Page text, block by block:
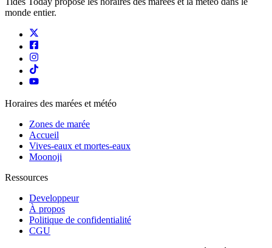
monde entier.
Horaires des marées et météo
Zones de marée
Accueil
Vives-eaux et mortes-eaux
Moonoji
Ressources
Developpeur
À propos
Politique de confidentialité
CGU